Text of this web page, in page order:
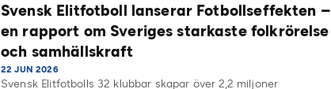
Svensk Elitfotboll lanserar Fotbollseffekten –
en rapport om Sveriges starkaste folkrörelse
och samhällskraft
22 JUN 2026
Svensk Elitfotbolls 32 klubbar skapar över 2,2 miljoner